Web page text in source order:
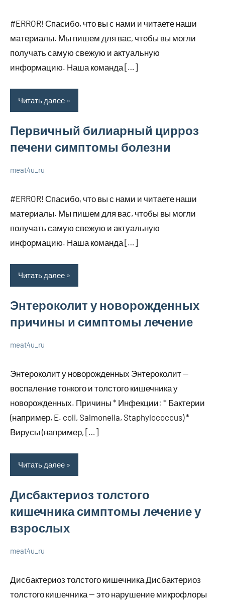
собой
2024
#ERROR! Спасибо, что вы с нами и читаете наши
материалы. Мы пишем для вас, чтобы вы могли
получать самую свежую и актуальную
информацию. Наша команда […]
Читать далее
Первичный билиарный цирроз
печени симптомы болезни
собой
2024
meat4u_ru
#ERROR! Спасибо, что вы с нами и читаете наши
материалы. Мы пишем для вас, чтобы вы могли
получать самую свежую и актуальную
информацию. Наша команда […]
Читать далее
Энтероколит у новорожденных
причины и симптомы лечение
собой
2024
meat4u_ru
Энтероколит у новорожденных Энтероколит —
воспаление тонкого и толстого кишечника у
новорожденных. Причины * Инфекции: * Бактерии
(например, E. coli, Salmonella, Staphylococcus) *
Вирусы (например, […]
Читать далее
Дисбактериоз толстого
кишечника симптомы лечение у
взрослых
собой
2024
meat4u_ru
Дисбактериоз толстого кишечника Дисбактериоз
толстого кишечника — это нарушение микрофлоры